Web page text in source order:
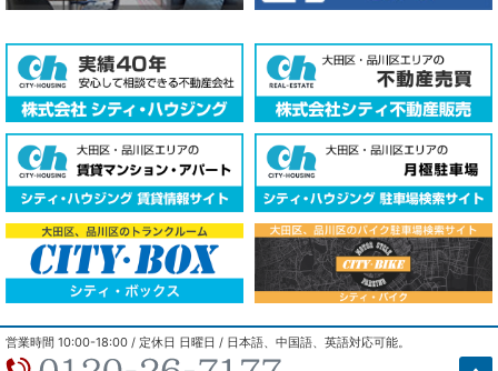
COPYRIGHT © 2018 - 2026 cityhousing Co.,LTD. ALL RIGHTS
RESERVED.
営業時間 10:00-18:00 / 定休日 日曜日 / 日本語、中国語、英語対応可能。